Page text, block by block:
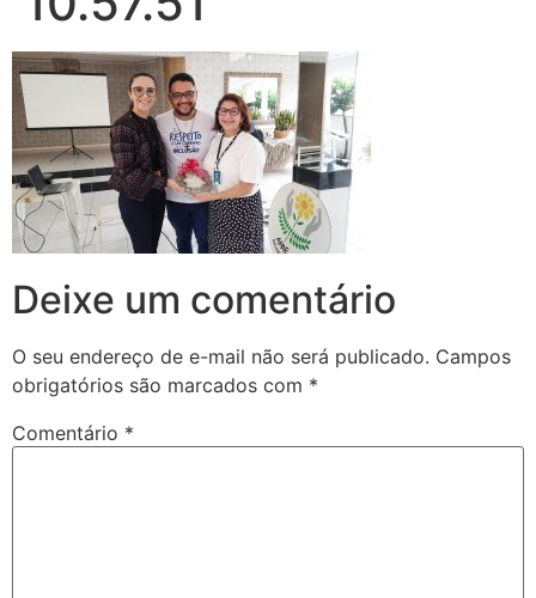
Deixe um comentário
O seu endereço de e-mail não será publicado. Campos
obrigatórios são marcados com *
Comentário *